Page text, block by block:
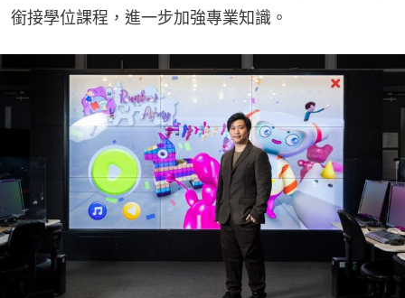
銜接學位課程，進一步加強專業知識。